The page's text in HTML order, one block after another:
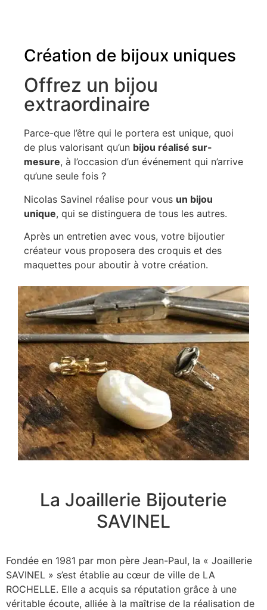
Création de bijoux uniques
Offrez un bijou
extraordinaire
Parce-que l’être qui le portera est unique, quoi
de plus valorisant qu’un bijou réalisé sur-
mesure, à l’occasion d’un événement qui n’arrive
qu’une seule fois ?
Nicolas Savinel réalise pour vous un bijou
unique, qui se distinguera de tous les autres.
Après un entretien avec vous, votre bijoutier
créateur vous proposera des croquis et des
maquettes pour aboutir à votre création.
La Joaillerie Bijouterie
SAVINEL
Fondée en 1981 par mon père Jean-Paul, la « Joaillerie
SAVINEL » s’est établie au cœur de ville de LA
ROCHELLE. Elle a acquis sa réputation grâce à une
véritable écoute, alliée à la maîtrise de la réalisation de